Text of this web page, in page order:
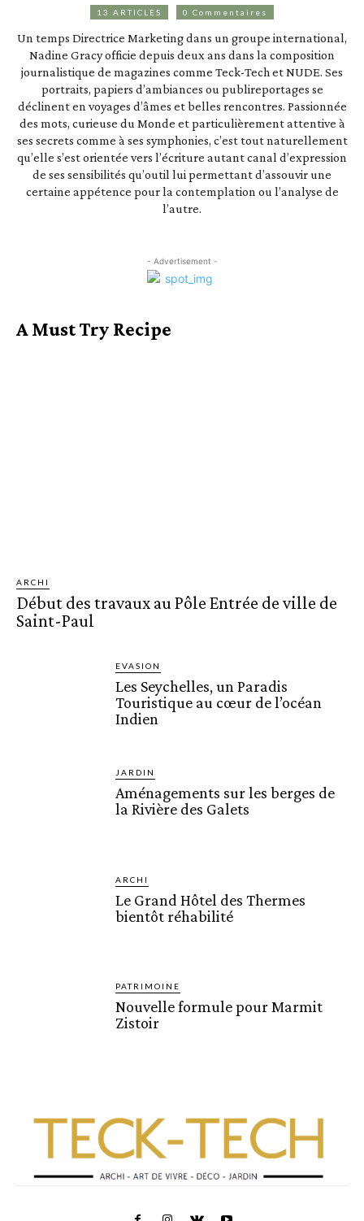
13 ARTICLES 0 Commentaires
Un temps Directrice Marketing dans un groupe international,
Nadine Gracy officie depuis deux ans dans la composition
journalistique de magazines comme Teck-Tech et NUDE. Ses
portraits, papiers d’ambiances ou publireportages se
déclinent en voyages d’âmes et belles rencontres. Passionnée
des mots, curieuse du Monde et particulièrement attentive à
ses secrets comme à ses symphonies, c’est tout naturellement
qu’elle s’est orientée vers l’écriture autant canal d’expression
de ses sensibilités qu’outil lui permettant d’assouvir une
certaine appétence pour la contemplation ou l’analyse de
l’autre.
- Advertisement -
A Must Try Recipe
ARCHI
Début des travaux au Pôle Entrée de ville de
Saint-Paul
EVASION
Les Seychelles, un Paradis
Touristique au cœur de l’océan
Indien
JARDIN
Aménagements sur les berges de
la Rivière des Galets
ARCHI
Le Grand Hôtel des Thermes
bientôt réhabilité
PATRIMOINE
Nouvelle formule pour Marmit
Zistoir